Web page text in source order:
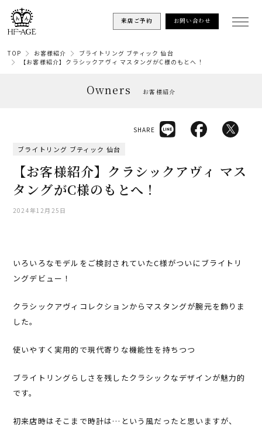
来店ご予約 お問い合わせ
TOP お客様紹介
ブライトリング ブティック 仙台
【お客様紹介】クラシックアヴィ マスタングがC様のもとへ！
Owners お客様紹介
ブライトリング ブティック 仙台
【お客様紹介】クラシックアヴィ マス
タングがC様のもとへ！
2024年12月25日
SHARE
いろいろなモデルをご検討されていたC様がついにブライトリ
ングデビュー！
クラシックアヴィコレクションからマスタングが腕元を飾りま
した。
使いやすく実用的で現代寄りな機能性を持ちつつ
ブライトリングらしさを残したクラシックなデザインが魅力的
です。
初来店時はそこまで時計は…という風だったと思いますが、